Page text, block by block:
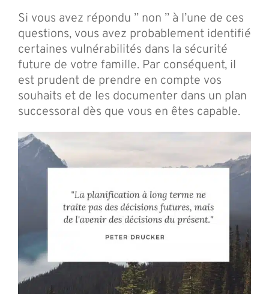
Si vous avez répondu ” non ” à l’une de ces
questions, vous avez probablement identifié
certaines vulnérabilités dans la sécurité
future de votre famille. Par conséquent, il
est prudent de prendre en compte vos
souhaits et de les documenter dans un plan
successoral dès que vous en êtes capable.